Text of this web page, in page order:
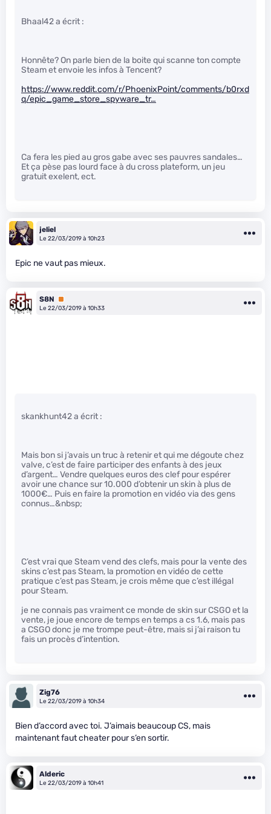
Bhaal42 a écrit :
Honnête? On parle bien de la boite qui scanne ton compte
Steam et envoie les infos à Tencent?
https://www.reddit.com/r/PhoenixPoint/comments/b0rxd
q/epic_game_store_spyware_tr…
Ca fera les pied au gros gabe avec ses pauvres sandales…
Et ça pèse pas lourd face à du cross plateform, un jeu
gratuit exelent, ect.
jeliel
Le 22/03/2019 à 10h23
Epic ne vaut pas mieux.
S8N
Premium
Le 22/03/2019 à 10h33
skankhunt42 a écrit :
Mais bon si j’avais un truc à retenir et qui me dégoute chez
valve, c’est de faire participer des enfants à des jeux
d’argent… Vendre quelques euros des clef pour espérer
avoir une chance sur 10.000 d’obtenir un skin à plus de
1000€… Puis en faire la promotion en vidéo via des gens
connus…&nbsp;
C’est vrai que Steam vend des clefs, mais pour la vente des
skins c’est pas Steam, la promotion en vidéo de cette
pratique c’est pas Steam, je crois même que c’est illégal
pour Steam.
je ne connais pas vraiment ce monde de skin sur CSGO et la
vente, je joue encore de temps en temps a cs 1.6, mais pas
a CSGO donc je me trompe peut-être, mais si j’ai raison tu
fais un procès d’intention.
Zig76
Le 22/03/2019 à 10h34
Bien d’accord avec toi. J’aimais beaucoup CS, mais
maintenant faut cheater pour s’en sortir.
Alderic
Le 22/03/2019 à 10h41